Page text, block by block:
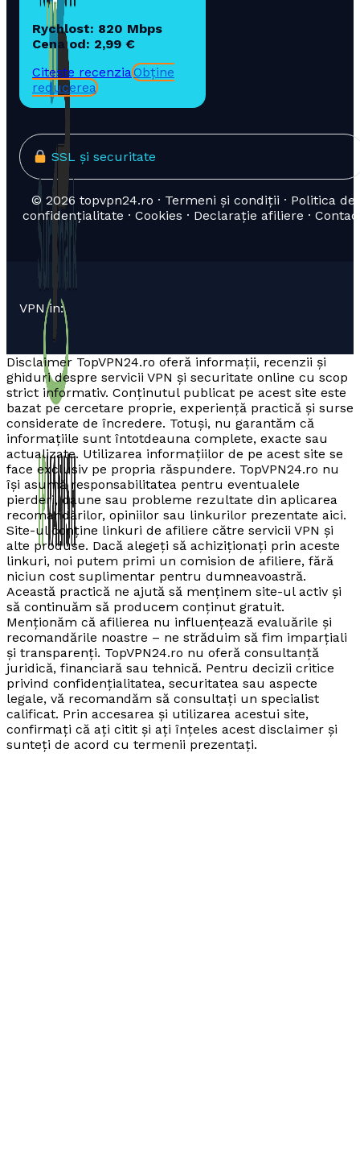
Rychlost: 820 Mbps
Cena od: 2,99 €
Citește recenziaObține
reducerea
SSL și securitate
© 2026 topvpn24.ro · Termeni și condiții · Politica de
confidențialitate · Cookies · Declarație afiliere ·
VPN in:
Disclaimer TopVPN24.ro oferă informații, recenzii și
ghiduri despre servicii VPN și securitate online cu scop
strict informativ. Conținutul publicat pe acest site este
bazat pe cercetare proprie, experiență practică și surse
considerate de încredere. Totuși, nu garantăm că
informațiile sunt întotdeauna complete, exacte sau
actualizate. Utilizarea informațiilor de pe acest site se
face exclusiv pe propria răspundere. TopVPN24.ro nu
își asumă responsabilitatea pentru eventualele
pierderi, daune sau probleme rezultate din aplicarea
recomandărilor, opiniilor sau linkurilor prezentate aici.
Site-ul conține linkuri de afiliere către servicii VPN și
alte produse. Dacă alegeți să achiziționați prin aceste
linkuri, noi putem primi un comision de afiliere, fără
niciun cost suplimentar pentru dumneavoastră.
Această practică ne ajută să menținem site-ul activ și
să continuăm să producem conținut gratuit.
Menționăm că afilierea nu influențează evaluările și
recomandările noastre – ne străduim să fim imparțiali
și transparenți. TopVPN24.ro nu oferă consultanță
juridică, financiară sau tehnică. Pentru decizii critice
privind confidențialitatea, securitatea sau aspecte
legale, vă recomandăm să consultați un specialist
calificat. Prin accesarea și utilizarea acestui site,
confirmați că ați citit și ați înțeles acest disclaimer și
sunteți de acord cu termenii prezentați.